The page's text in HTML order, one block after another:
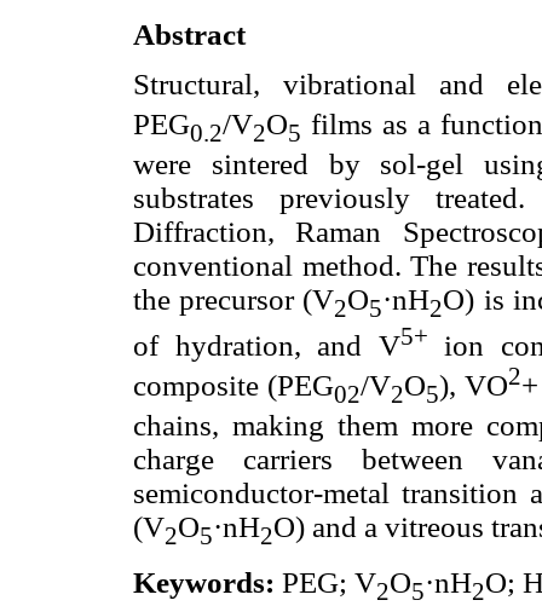
Abstract
Structural, vibrational and
PEG0.2/V2O5 films as a
were sintered by sol-gel
substrates previously
Diffraction, Raman
conventional method. The
the precursor (V2O5·nH2O) is
of hydration, and V5+
ion
composite (PEG02/V2O5), VO2
chains, making them more
charge carriers between
semiconductor-metal
(V2O5·nH2O) and a vitreous
Keywords: PEG; V2O5·nH2O;